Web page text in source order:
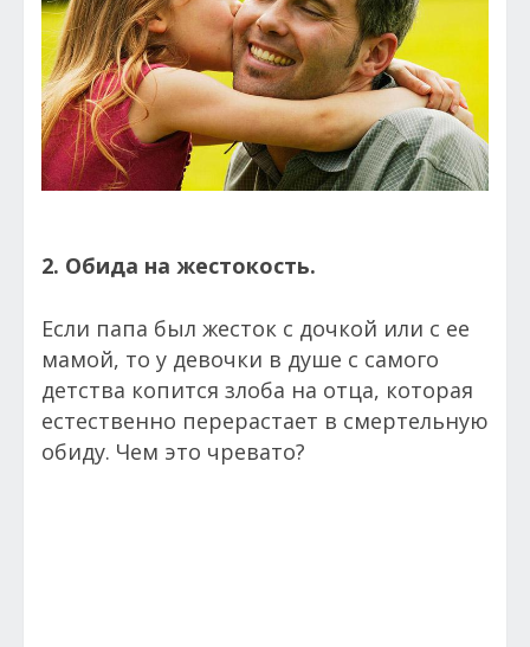
2. Обида на жестокость.
Если папа был жесток с дочкой или с ее
мамой, то у девочки в душе с самого
детства копится злоба на отца, которая
естественно перерастает в смертельную
обиду. Чем это чревато?